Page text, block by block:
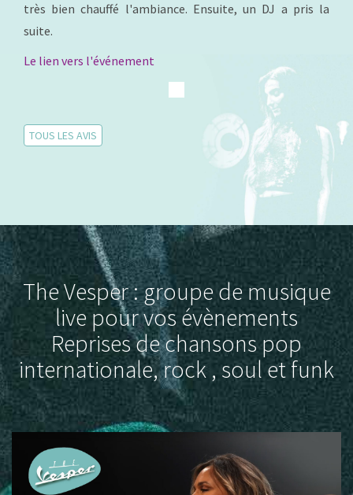
très bien chauffé l'ambiance. Ensuite, un DJ a pris la
suite.
Le lien vers l'événement
TOUS LES AVIS
The Vesper : groupe de musique
live pour vos évènements
Reprises de chansons pop
internationale, rock , soul et funk